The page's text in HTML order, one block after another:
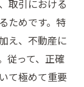
取引における
ためです。特
え、不動産に
従って、正確
て極めて重要